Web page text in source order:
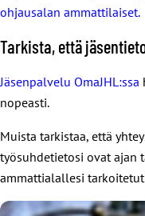
ohjausalan ammattilaiset.
Tarkista, että
Jäsenpalvelu OmaJHL:ssa
nopeasti.
Muista tarkistaa, että
työsuhdetietosi ovat ajan
ammattialallesi